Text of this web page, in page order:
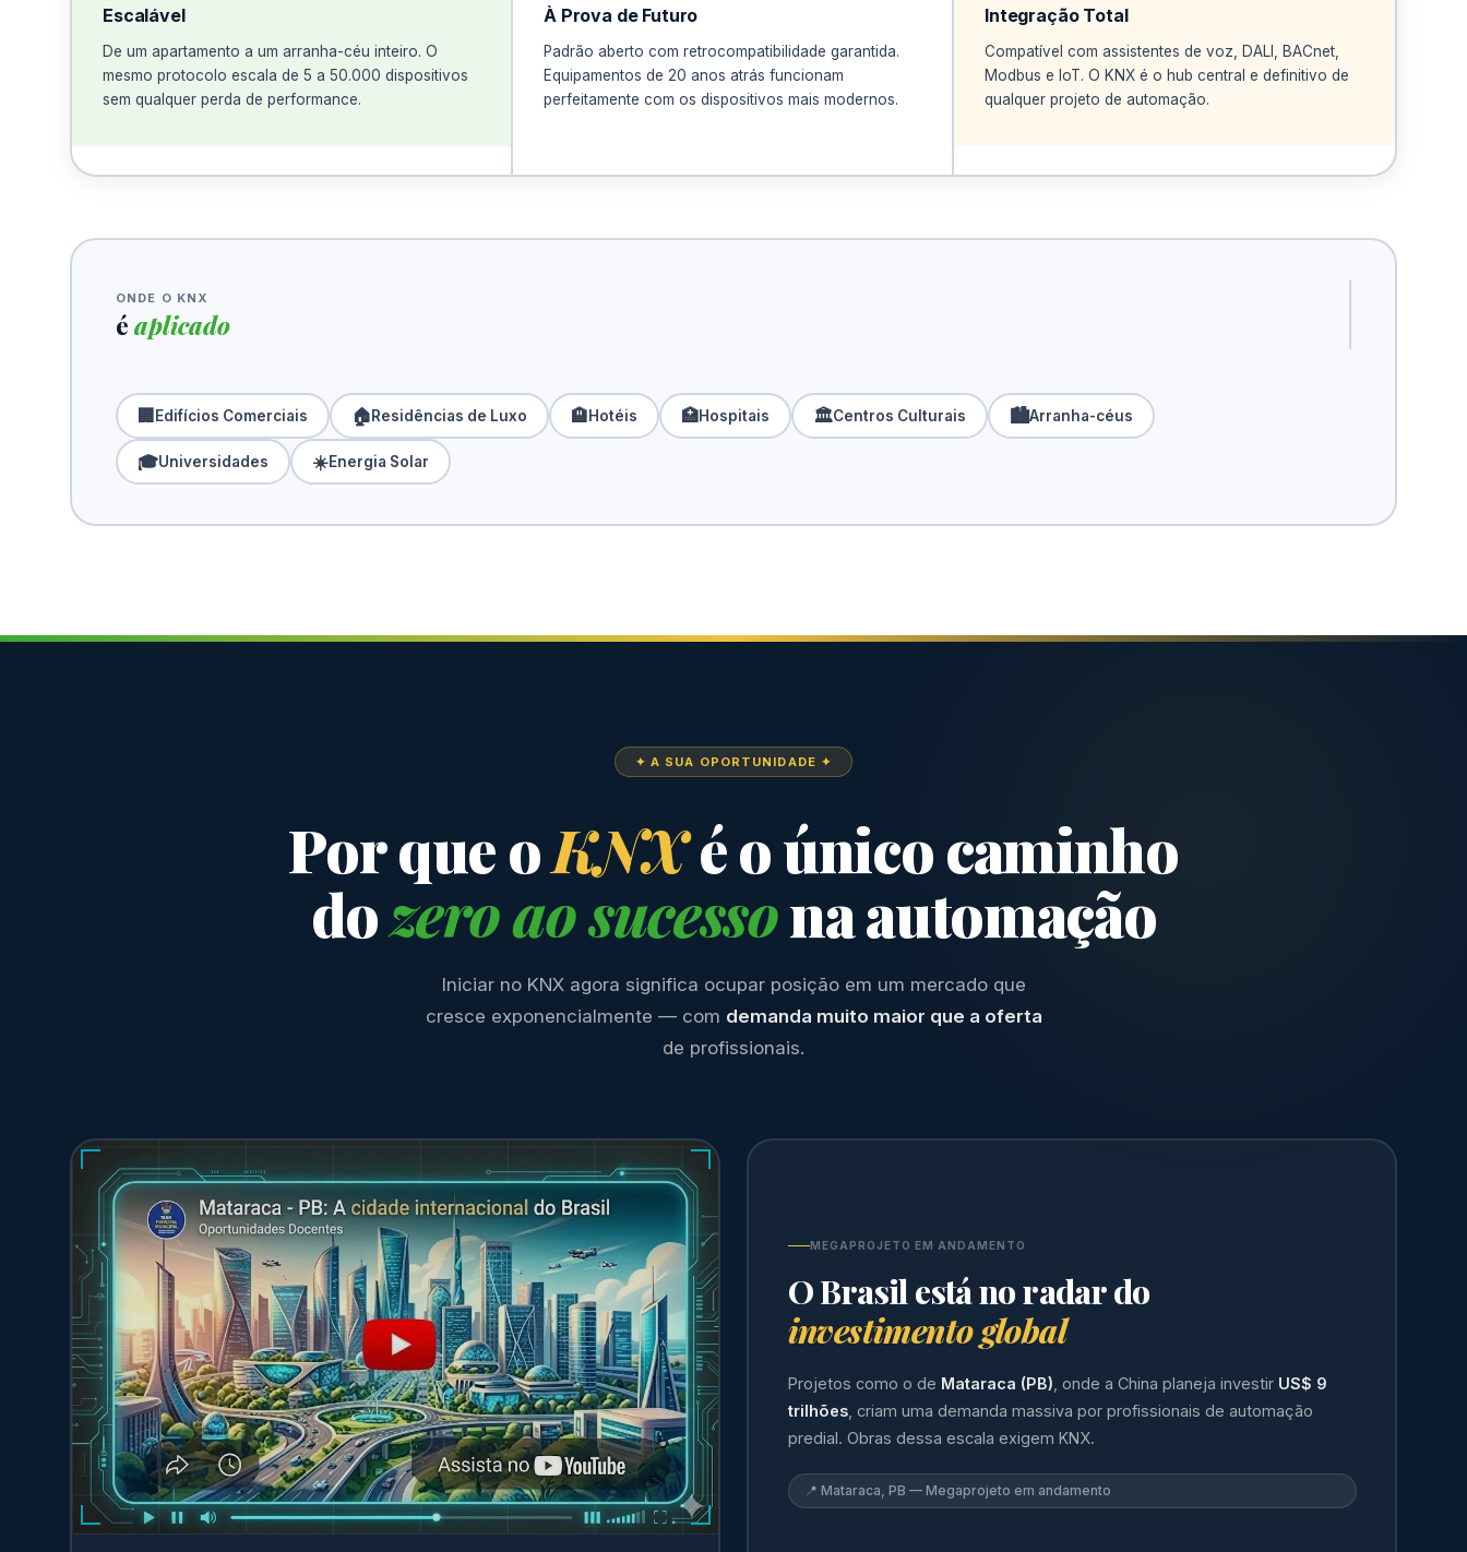
Escalável
De um apartamento a um arranha-céu inteiro. O
mesmo protocolo escala de 5 a 50.000 dispositivos
sem qualquer perda de performance.
À Prova de Futuro
Padrão aberto com retrocompatibilidade garantida.
Equipamentos de 20 anos atrás funcionam
perfeitamente com os dispositivos mais modernos.
Integração Total
Compatível com assistentes de voz, DALI, BACnet,
Modbus e IoT. O KNX é o hub central e definitivo de
qualquer projeto de automação.
de toda automação.
ONDE O KNX
é aplicado
🏢 Edifícios Comerciais 🏠Residências de Luxo 🏨Hotéis 🏥Hospitais 🏛️Centros Culturais 🏙️Arranha-céus
🎓Universidades ☀️Energia Solar
✦ A SUA OPORTUNIDADE ✦
Por que oKNXé o único caminho
dozero ao sucessona automação
Iniciar no KNX agora significa ocupar posição em um mercado que
cresce exponencialmente — com demanda muito maior que a oferta
de profissionais.
MEGAPROJETO EM ANDAMENTO
O Brasil está no radar do
investimento global
Projetos como o de Mataraca (PB) , onde a China planeja investir US$ 9
trilhões, criam uma demanda massiva por profissionais de automação
predial. Obras dessa escala exigem KNX.
📍 Mataraca, PB — Megaprojeto em andamento